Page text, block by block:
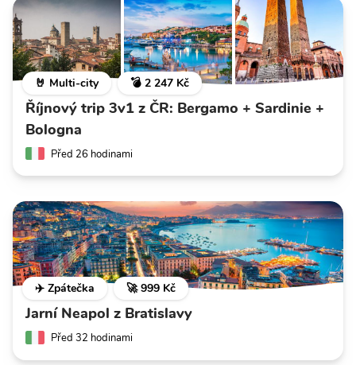
🤘 Multi-city 💣 2 247 Kč
Říjnový trip 3v1 z ČR: Bergamo + Sardinie +
Bologna
Před 26 hodinami
✈️ Zpátečka 🚀 999 Kč
Jarní Neapol z Bratislavy
Před 32 hodinami